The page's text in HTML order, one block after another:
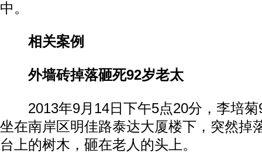
中。
相关案例
外墙砖掉落砸死92岁老太
2013年9月14日下午5点20分，李培菊
坐在南岸区明佳路泰达大厦楼下，突然掉
台上的树木，砸在老人的头上。